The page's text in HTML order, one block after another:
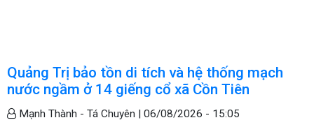
Quảng Trị bảo tồn di tích và hệ thống mạch
nước ngầm ở 14 giếng cổ xã Cồn Tiên
Mạnh Thành - Tá Chuyên | 06/08/2026 - 15:05